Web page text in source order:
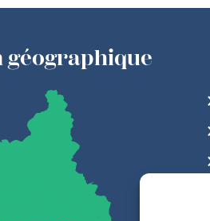
géographique